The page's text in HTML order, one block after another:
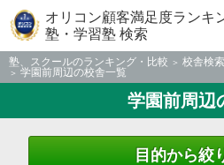
オリコン顧客満足度ランキ
塾・学習塾 検索
塾、スクールのランキング・比較 校舎検索
学園前周辺の校舎一覧
学園前周辺
目的から絞